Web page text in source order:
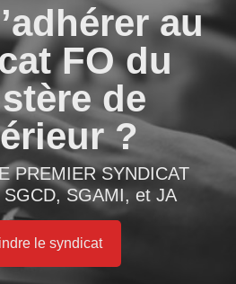
au
FO du
de
?
PREMIER SYNDICAT
SGAMI, et JA
le syndicat